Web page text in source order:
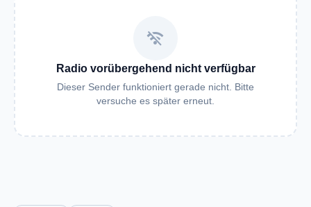
wifi_off
Radio vorübergehend nicht verfügbar
Dieser Sender funktioniert gerade nicht. Bitte
versuche es später erneut.